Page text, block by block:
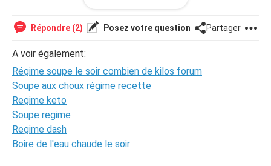
nourriture c’était impossible pour moi de réussir à perdre
de surpoids
Répondre (2) Posez votre question Partager
A voir également:
Régime soupe le soir combien de kilos forum
Soupe aux choux régime recette
Regime keto
Soupe regime
Regime dash
Boire de l'eau chaude le soir